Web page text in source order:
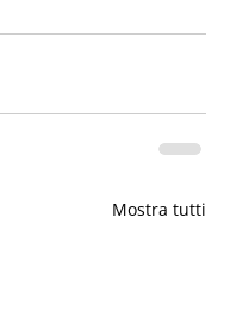
Mostra tutti